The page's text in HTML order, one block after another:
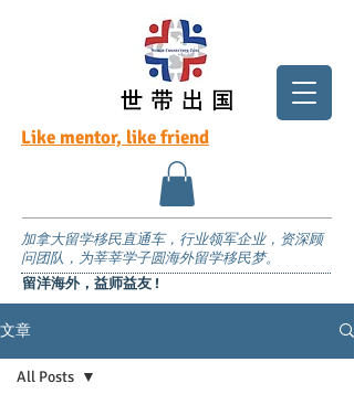
Like mentor, like friend
加拿大留学移民直通车，行业领军企业，资深顾
问团队，为莘莘学子圆海外留学移民梦。
留洋海外，益师益友 !
文章
All Posts